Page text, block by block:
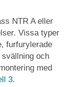
NTR A eller
Vissa typer
furfurylerade
och
med
3.